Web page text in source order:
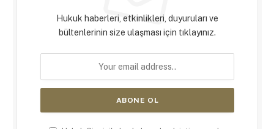
Hukuk haberleri, etkinlikleri, duyuruları ve
bültenlerinin size ulaşması için tıklayınız.